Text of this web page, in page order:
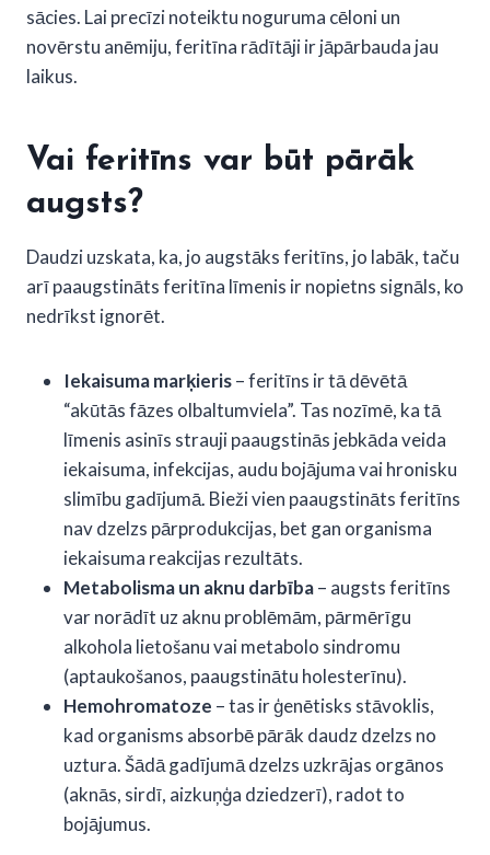
sācies. Lai precīzi noteiktu noguruma cēloni un
novērstu anēmiju, feritīna rādītāji ir jāpārbauda jau
laikus.
Vai feritīns var būt pārāk
augsts?
Daudzi uzskata, ka, jo augstāks feritīns, jo labāk, taču
arī paaugstināts feritīna līmenis ir nopietns signāls, ko
nedrīkst ignorēt.
Iekaisuma marķieris– feritīns ir tā dēvētā
“akūtās fāzes olbaltumviela”. Tas nozīmē, ka tā
līmenis asinīs strauji paaugstinās jebkāda veida
iekaisuma, infekcijas, audu bojājuma vai hronisku
slimību gadījumā. Bieži vien paaugstināts feritīns
nav dzelzs pārprodukcijas, bet gan organisma
iekaisuma reakcijas rezultāts.
Metabolisma un aknu darbība– augsts feritīns
var norādīt uz aknu problēmām, pārmērīgu
alkohola lietošanu vai metabolo sindromu
(aptaukošanos, paaugstinātu holesterīnu).
Hemohromatoze – tas ir ģenētisks stāvoklis,
kad organisms absorbē pārāk daudz dzelzs no
uztura. Šādā gadījumā dzelzs uzkrājas orgānos
(aknās, sirdī, aizkuņģa dziedzerī), radot to
bojājumus.